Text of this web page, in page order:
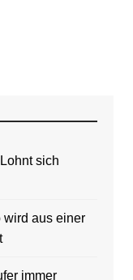
sich
wird aus einer
immer